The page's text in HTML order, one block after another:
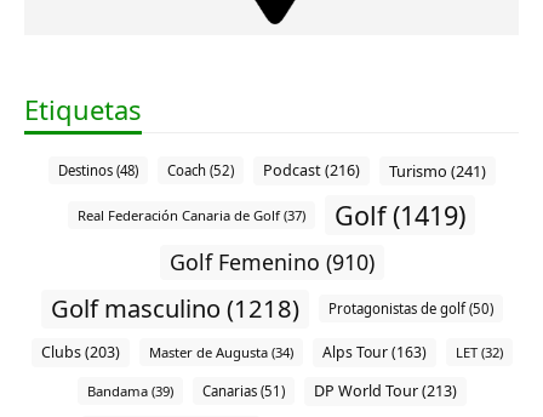
Etiquetas
Destinos (48) Coach (52) Podcast (216) Turismo (241)
Real Federación Canaria de Golf (37) Golf (1419)
Golf Femenino (910)
Golf masculino (1218) Protagonistas de golf (50)
Clubs (203) Master de Augusta (34) Alps Tour (163) LET (32)
Bandama (39) Canarias (51) DP World Tour (213)